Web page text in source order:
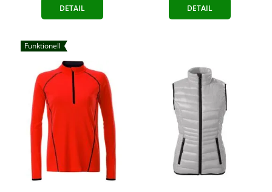
DETAIL DETAIL
Funktionell